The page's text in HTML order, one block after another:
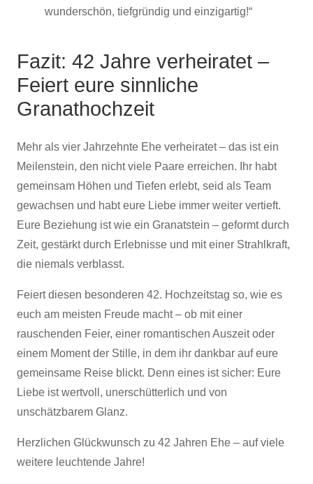
wunderschön, tiefgründig und einzigartig!“
Fazit: 42 Jahre verheiratet –
Feiert eure sinnliche
Granathochzeit
Mehr als vier Jahrzehnte Ehe verheiratet – das ist ein
Meilenstein, den nicht viele Paare erreichen. Ihr habt
gemeinsam Höhen und Tiefen erlebt, seid als Team
gewachsen und habt eure Liebe immer weiter vertieft.
Eure Beziehung ist wie ein Granatstein – geformt durch
Zeit, gestärkt durch Erlebnisse und mit einer Strahlkraft,
die niemals verblasst.
Feiert diesen besonderen 42. Hochzeitstag so, wie es
euch am meisten Freude macht – ob mit einer
rauschenden Feier, einer romantischen Auszeit oder
einem Moment der Stille, in dem ihr dankbar auf eure
gemeinsame Reise blickt. Denn eines ist sicher: Eure
Liebe ist wertvoll, unerschütterlich und von
unschätzbarem Glanz.
Herzlichen Glückwunsch zu 42 Jahren Ehe – auf viele
weitere leuchtende Jahre!